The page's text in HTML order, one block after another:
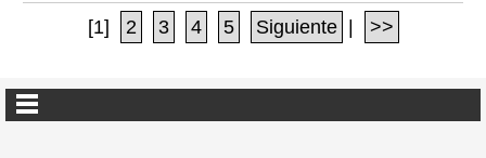
[1] 2 3 4 5 Siguiente >>